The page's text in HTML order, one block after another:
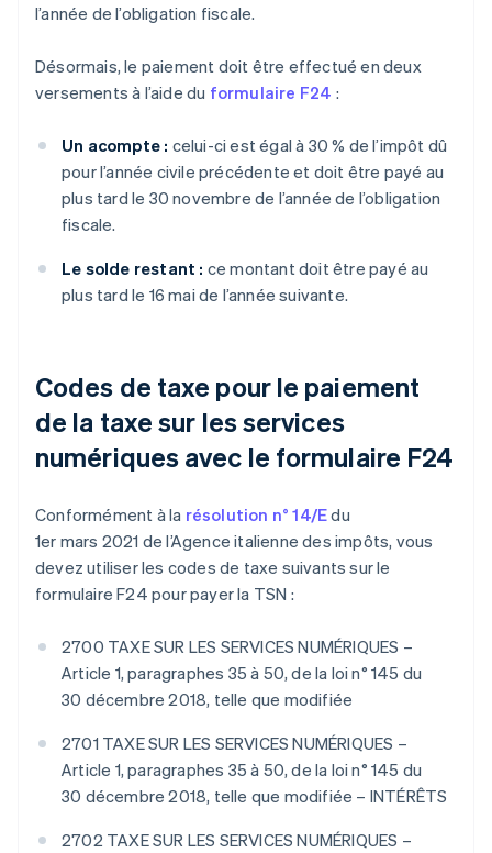
l’année de l’obligation fiscale.
Désormais, le paiement doit être effectué en deux
versements à l’aide du formulaire F24 :
Un acompte : celui-ci est égal à 30 % de l’impôt dû
pour l’année civile précédente et doit être payé au
plus tard le 30 novembre de l’année de l’obligation
fiscale.
Le solde restant : ce montant doit être payé au
plus tard le 16 mai de l’année suivante.
Codes de taxe pour le paiement
de la taxe sur les services
numériques avec le formulaire F24
Conformément à la résolution n° 14/Edu
1er mars 2021 de l’Agence italienne des impôts, vous
devez utiliser les codes de taxe suivants sur le
formulaire F24 pour payer la TSN :
2700 TAXE SUR LES SERVICES NUMÉRIQUES –
Article 1, paragraphes 35 à 50, de la loi n° 145 du
30 décembre 2018, telle que modifiée
2701 TAXE SUR LES SERVICES NUMÉRIQUES –
Article 1, paragraphes 35 à 50, de la loi n° 145 du
30 décembre 2018, telle que modifiée – INTÉRÊTS
2702 TAXE SUR LES SERVICES NUMÉRIQUES –